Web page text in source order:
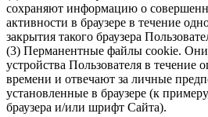
сохраняют информацию о
активности в браузере в течение
закрытия такого браузера
(3) Перманентные файлы cookie. Они
устройства Пользователя в течение
времени и отвечают за личные
установленные в браузере (к
браузера и/или шрифт Сайта).